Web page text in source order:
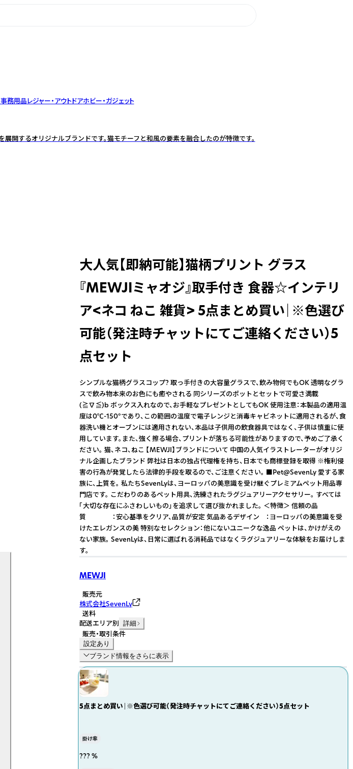
務用品レジャー・アウトドアホビー・ガジェット
開するオリジナルブランドです。猫モチーフと和風の要素を融合したのが特徴です。
大人気【即納可能】猫柄プリント グラス
『MEWJIミャオジ』取手付き 食器☆インテリ
ア<ネコ ねこ 雑貨> 5点まとめ買い｜※色選び
可能（発注時チャットにてご連絡ください）5
点セット
シンプルな猫柄グラスコップ? 取っ手付きの大容量グラスで、飲み物何でもOK 透明なグラ
スで飲み物本来のお色にも癒やされる 同シリーズのポットとセットで可愛さ満載
(≧∇≦)b ボックス入れなので、お手軽なプレゼントとしてもOK 使用注意：本製品の適用温
度は0℃-150°であり、この範囲の温度で電子レンジと消毒キャビネットに適用されるが、食
器洗い機とオーブンには適用されない、本品は子供用の飲食器具ではなく、子供は慎重に使
用しています。また、強く擦る場合、プリントが落ちる可能性がありますので、予めご了承く
ださい。 猫、ネコ、ねこ 【MEWJI】ブランドについて 中国の人気イラストレーターがオリジ
ナル企画したブランド 弊社は日本の独占代理権を持ち、日本でも商標登録を取得 ※権利侵
害の行為が発覚したら法律的手段を取るので、ご注意ください。 ■Pet@SevenLy 愛する家
族に、上質を。 私たちSevenLyは、ヨーロッパの美意識を受け継ぐプレミアムペット用品専
門店です。 こだわりのあるペット用具、洗練されたラグジュアリーアクセサリー。 すべては
「大切な存在にふさわしいもの」を追求して選び抜かれました。 ＜特徴＞ 信頼の品
質 ：安心基準をクリア、品質が安定 気品あるデザイン ：ヨーロッパの美意識を受
けたエレガンスの美 特別なセレクション：他にないユニークな逸品 ペットは、かけがえの
ない家族。 SevenLyは、日常に選ばれる消耗品ではなくラグジュアリーな体験をお届けしま
す。
MEWJI
販売元
株式会社SevenLy
送料
配送エリア別 詳細
販売・取引条件
設定あり
ブランド情報をさらに表示
5点まとめ買い｜※色選び可能（発注時チャットにてご連絡ください）5点セット
掛け率
??? %